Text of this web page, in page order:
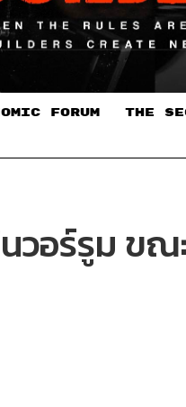
FORUM THE
วอร์รูม ข